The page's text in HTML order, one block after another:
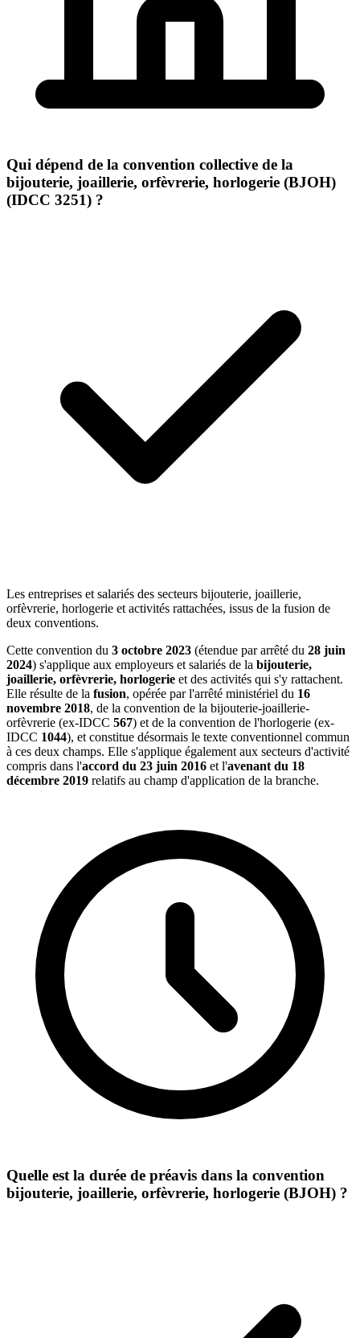
Qui dépend de la convention collective de la
bijouterie, joaillerie, orfèvrerie, horlogerie (BJOH)
(IDCC 3251) ?
Les entreprises et salariés des secteurs bijouterie, joaillerie,
orfèvrerie, horlogerie et activités rattachées, issus de la fusion de
deux conventions.
Cette convention du 3 octobre 2023 (étendue par arrêté du 28 juin
2024) s'applique aux employeurs et salariés de la bijouterie,
joaillerie, orfèvrerie, horlogerie et des activités qui s'y rattachent.
Elle résulte de la fusion, opérée par l'arrêté ministériel du 16
novembre 2018, de la convention de la bijouterie-joaillerie-
orfèvrerie (ex-IDCC 567) et de la convention de l'horlogerie (ex-
IDCC 1044), et constitue désormais le texte conventionnel commun
à ces deux champs. Elle s'applique également aux secteurs d'activité
compris dans l'accord du 23 juin 2016 et l'avenant du 18
décembre 2019 relatifs au champ d'application de la branche.
Quelle est la durée de préavis dans la convention
bijouterie, joaillerie, orfèvrerie, horlogerie (BJOH) ?